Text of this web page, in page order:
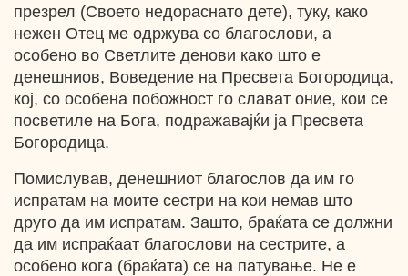
презрел (Своето недораснато дете), туку, како
нежен Отец ме одржува со благослови, а
особено во Светлите денови како што е
денешниов, Воведение на Пресвета Богородица,
кој, со особена побожност го слават оние, кои се
посветиле на Бога, подражавајќи ја Пресвета
Богородица.
Помислував, денешниот благослов да им го
испратам на моите сестри на кои немав што
друго да им испратам. Зашто, браќата се должни
да им испраќаат благослови на сестрите, а
особено кога (браќата) се на патување. Не е